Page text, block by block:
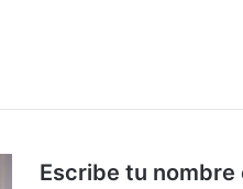
Escribe tu nombre